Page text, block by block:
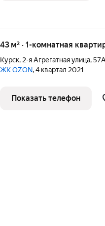
43 м² · 1-комнатная
Курск, 2-я Агрегатная улица,57А
ЖК OZON, 4 квартал 2021
Показать телефон